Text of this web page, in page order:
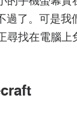
過了。可是
尋找在電腦